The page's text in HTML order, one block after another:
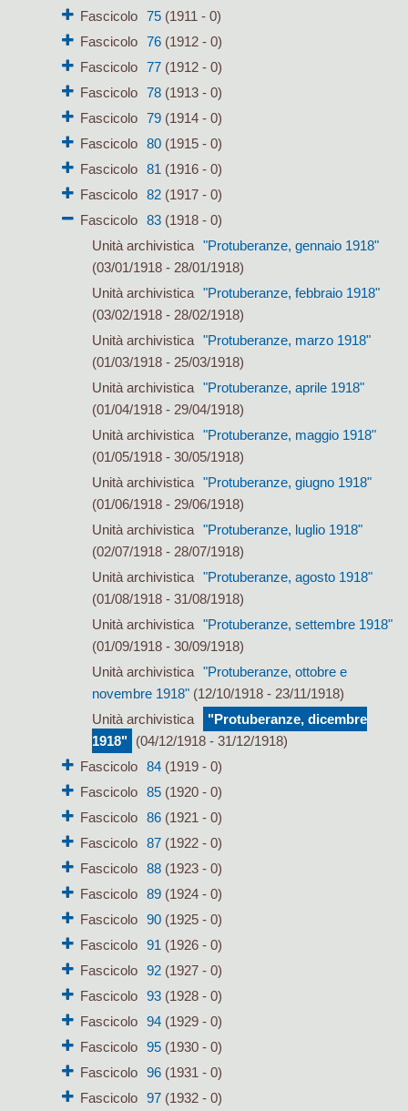
Fascicolo 75(1911 - 0)
Fascicolo
76(1912 - 0)
Fascicolo
77(1912 - 0)
Fascicolo
78(1913 - 0)
Fascicolo
79(1914 - 0)
Fascicolo
80(1915 - 0)
Fascicolo
81 (1916 - 0)
Fascicolo
82(1917 - 0)
Fascicolo
83(1918 - 0)
Unità archivistica "Protuberanze, gennaio 1918"
(03/01/1918 - 28/01/1918)
Unità archivistica "Protuberanze, febbraio 1918"
(03/02/1918 - 28/02/1918)
Unità archivistica "Protuberanze, marzo 1918"
(01/03/1918 - 25/03/1918)
Unità archivistica "Protuberanze, aprile 1918"
(01/04/1918 - 29/04/1918)
Unità archivistica "Protuberanze, maggio 1918"
(01/05/1918 - 30/05/1918)
Unità archivistica "Protuberanze, giugno 1918"
(01/06/1918 - 29/06/1918)
Unità archivistica "Protuberanze, luglio 1918"
(02/07/1918 - 28/07/1918)
Unità archivistica "Protuberanze, agosto 1918"
(01/08/1918 - 31/08/1918)
Unità archivistica "Protuberanze, settembre 1918"
(01/09/1918 - 30/09/1918)
Unità archivistica "Protuberanze, ottobre e
novembre 1918"(12/10/1918 - 23/11/1918)
Unità archivistica
"Protuberanze, dicembre
1918"
(04/12/1918 - 31/12/1918)
Fascicolo
84(1919 - 0)
Fascicolo
85(1920 - 0)
Fascicolo
86(1921 - 0)
Fascicolo
87(1922 - 0)
Fascicolo
88(1923 - 0)
Fascicolo
89(1924 - 0)
Fascicolo
90(1925 - 0)
Fascicolo
91 (1926 - 0)
Fascicolo
92(1927 - 0)
Fascicolo
93(1928 - 0)
Fascicolo
94(1929 - 0)
Fascicolo
95(1930 - 0)
Fascicolo
96(1931 - 0)
Fascicolo
97(1932 - 0)